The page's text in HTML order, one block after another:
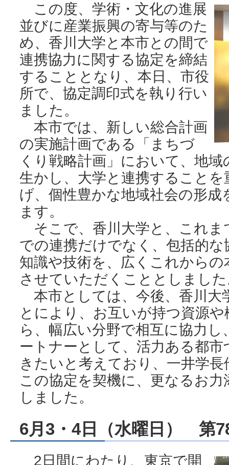
この度、学術・文化の進展
並びに産業振興の寄与等のた
め、香川大学と本市との間で
連携協力に関する協定を締結
することとなり、本日、市役
所で、協定調印式を執り行い
ました。
本市では、新しい総合計画
の実施計画である「まちづ
くり戦略計画」において、地
生かし、大学と連携すること
げ、個性豊かな地域社会の形
ます。
そこで、香川大学と、これま
での連携だけでなく、包括的
知識や技術を、広くこれから
させていただくこととしまし
本市としては、今後、香川大
とにより、お互いが持つ資源
ら、幅広い分野で相互に協力
ートナーとして、活力ある都
きたいと考えており、一井学
この協定を契機に、更なるお
しました。
6月3・4日（水曜日） 第
2日間にわたり、東京で開